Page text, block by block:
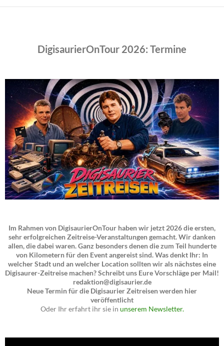
DigisaurierOnTour 2026: Termine
Im Rahmen von DigisaurierOnTour haben wir jetzt 2026 die ersten,
sehr erfolgreichen Zeitreise-Veranstaltungen gemacht. Wir danken
allen, die dabei waren. Ganz besonders denen die zum Teil hunderte
von Kilometern für den Event angereist sind. Was denkt Ihr: In
welcher Stadt und an welcher Location sollten wir als nächstes eine
Digisaurer-Zeitreise machen? Schreibt uns Eure Vorschläge per Mail!
redaktion@digisaurier.de
Neue Termin für die Digisaurier Zeitreisen werden hier
veröffentlicht
Oder Ihr erfahrt ihr sie in unserem Newsletter.